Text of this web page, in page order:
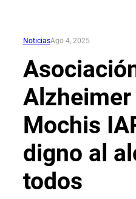
NoticiasAgo 4, 2025
Mochis
digno al
todos